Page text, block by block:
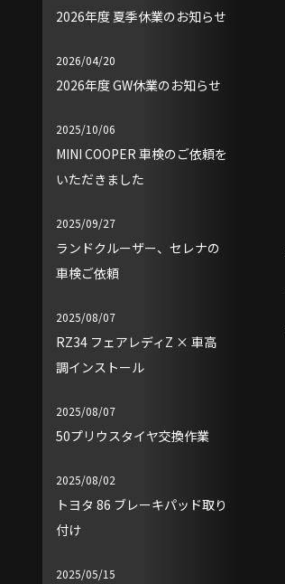
2026年度 夏季休業のお知らせ
2026/04/20
2026年度 GW休業のお知らせ
2025/10/06
MINI COOPER 車検のご依頼を
いただきました
2025/09/27
ランドクルーザー、セレナの
車検ご依頼
2025/08/07
RZ34 フェアレディZ × 車高
調インストール
2025/08/07
50プリウスタイヤ交換作業
2025/08/02
トヨタ 86 ブレーキパッド取り
付け
2025/05/15